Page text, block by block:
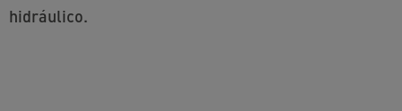
hidráulico.